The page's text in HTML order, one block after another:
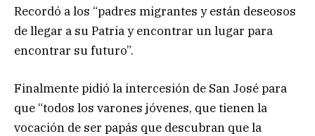
Recordó a los “padres migrantes y están deseosos
de llegar a su Patria y encontrar un lugar para
encontrar su futuro”.
Finalmente pidió la intercesión de San José para
que “todos los varones jóvenes, que tienen la
vocación de ser papás que descubran que la